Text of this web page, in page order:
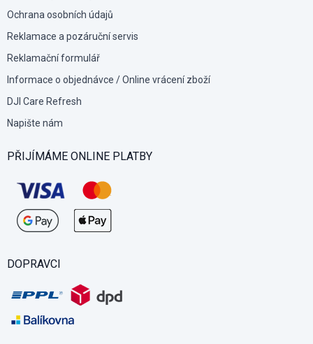
Ochrana osobních údajů
Reklamace a pozáruční servis
Reklamační formulář
Informace o objednávce / Online vrácení zboží
DJI Care Refresh
Napište nám
PŘIJÍMÁME ONLINE PLATBY
DOPRAVCI